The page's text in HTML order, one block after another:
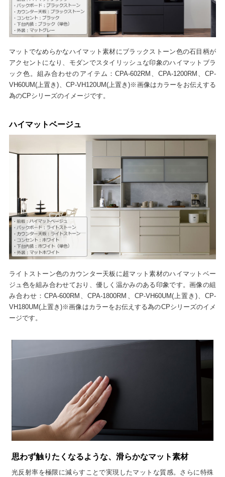
マットでなめらかなハイマット素材にブラックストーン色の石目柄が
アクセントになり、モダンでスタイリッシュな印象のハイマットブラ
ック色。組み合わせのアイテム：CPA-602RM、CPA-1200RM、CP-
VH60UM(上置き)、CP-VH120UM(上置き)※画像はカラーをお伝えする
為のCPシリーズのイメージです。
ハイマットベージュ
ライトストーン色のカウンター天板に超マット素材のハイマットベー
ジュ色を組み合わせており、優しく温かみのある印象です。画像の組
み合わせ：CPA-600RM、CPA-1800RM、CP-VH60UM(上置き)、CP-
VH180UM(上置き)※画像はカラーをお伝えする為のCPシリーズのイメ
ージです。
思わず触りたくなるような、滑らかなマット素材
光反射率を極限に減らすことで実現したマットな質感。さらに特殊